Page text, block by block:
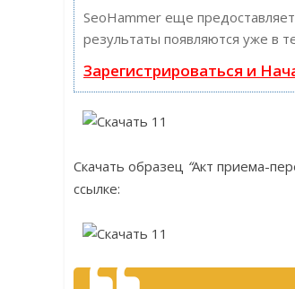
SeoHammer еще
результаты появляются уже в
Зарегистрироваться и
Скачать образец “Акт приема-
ссылке: